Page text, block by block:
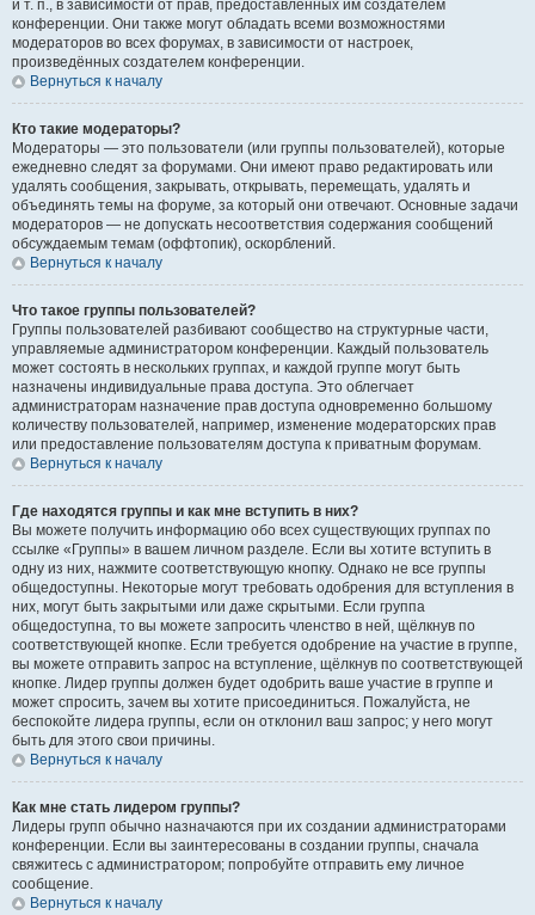
и т. п., в зависимости от прав, предоставленных им создателем
конференции. Они также могут обладать всеми возможностями
модераторов во всех форумах, в зависимости от настроек,
произведённых создателем конференции.
Вернуться к началу
Кто такие модераторы?
Модераторы — это пользователи (или группы пользователей), которые
ежедневно следят за форумами. Они имеют право редактировать или
удалять сообщения, закрывать, открывать, перемещать, удалять и
объединять темы на форуме, за который они отвечают. Основные задачи
модераторов — не допускать несоответствия содержания сообщений
обсуждаемым темам (оффтопик), оскорблений.
Вернуться к началу
Что такое группы пользователей?
Группы пользователей разбивают сообщество на структурные части,
управляемые администратором конференции. Каждый пользователь
может состоять в нескольких группах, и каждой группе могут быть
назначены индивидуальные права доступа. Это облегчает
администраторам назначение прав доступа одновременно большому
количеству пользователей, например, изменение модераторских прав
или предоставление пользователям доступа к приватным форумам.
Вернуться к началу
Где находятся группы и как мне вступить в них?
Вы можете получить информацию обо всех существующих группах по
ссылке «Группы» в вашем личном разделе. Если вы хотите вступить в
одну из них, нажмите соответствующую кнопку. Однако не все группы
общедоступны. Некоторые могут требовать одобрения для вступления в
них, могут быть закрытыми или даже скрытыми. Если группа
общедоступна, то вы можете запросить членство в ней, щёлкнув по
соответствующей кнопке. Если требуется одобрение на участие в группе,
вы можете отправить запрос на вступление, щёлкнув по соответствующей
кнопке. Лидер группы должен будет одобрить ваше участие в группе и
может спросить, зачем вы хотите присоединиться. Пожалуйста, не
беспокойте лидера группы, если он отклонил ваш запрос; у него могут
быть для этого свои причины.
Вернуться к началу
Как мне стать лидером группы?
Лидеры групп обычно назначаются при их создании администраторами
конференции. Если вы заинтересованы в создании группы, сначала
свяжитесь с администратором; попробуйте отправить ему личное
сообщение.
Вернуться к началу